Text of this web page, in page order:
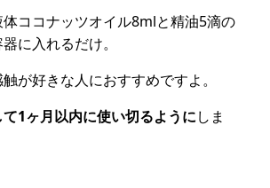
ココナッツオイル8mlと精油5滴の
に入れるだけ。
が好きな人におすすめですよ。
1ヶ月以内に使い切るようにしま